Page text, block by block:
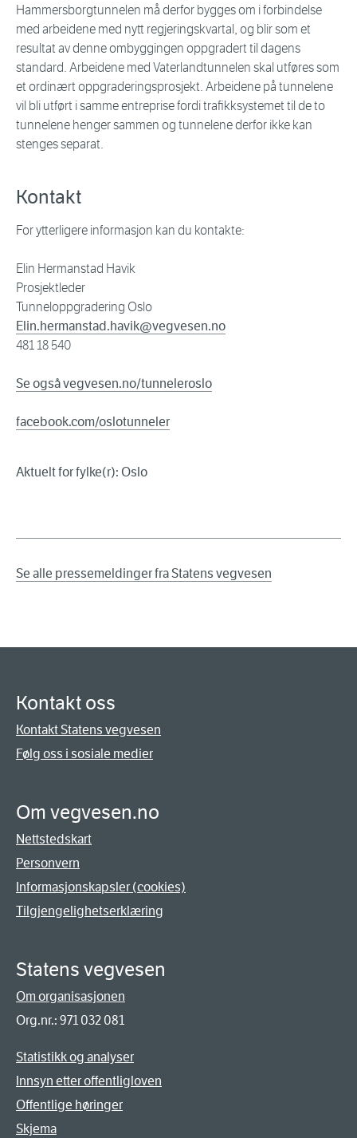
Hammersborgtunnelen må derfor bygges om i forbindelse
med arbeidene med nytt regjeringskvartal, og blir som et
resultat av denne ombyggingen oppgradert til dagens
standard. Arbeidene med Vaterlandtunnelen skal utføres som
et ordinært oppgraderingsprosjekt. Arbeidene på tunnelene
vil bli utført i samme entreprise fordi trafikksystemet til de to
tunnelene henger sammen og tunnelene derfor ikke kan
stenges separat.
Kontakt
For ytterligere informasjon kan du kontakte:
Elin Hermanstad Havik
Prosjektleder
Tunneloppgradering Oslo
Elin.hermanstad.havik@vegvesen.no
481 18 540
Se også vegvesen.no/tunneleroslo
facebook.com/oslotunneler
Aktuelt for fylke(r): Oslo
Se alle pressemeldinger fra Statens vegvesen
Kontakt oss
Kontakt Statens vegvesen
Følg oss i sosiale medier
Om vegvesen.no
Nettstedskart
Personvern
Informasjonskapsler (cookies)
Tilgjengelighetserklæring
Statens vegvesen
Om organisasjonen
Org.nr.: 971 032 081
Statistikk og analyser
Innsyn etter offentligloven
Offentlige høringer
Skjema